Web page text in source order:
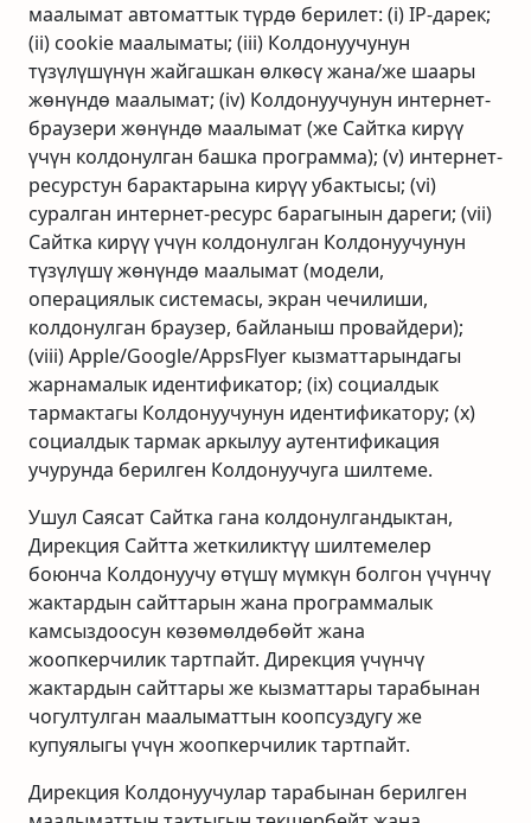
маалымат автоматтык түрдө берилет: (i) IP-дарек;
(ii) cookie маалыматы; (iii) Колдонуучунун
түзүлүшүнүн жайгашкан өлкөсү жана/же шаары
жөнүндө маалымат; (iv) Колдонуучунун интернет-
браузери жөнүндө маалымат (же Сайтка кирүү
үчүн колдонулган башка программа); (v) интернет-
ресурстун барактарына кирүү убактысы; (vi)
суралган интернет-ресурс барагынын дареги; (vii)
Сайтка кирүү үчүн колдонулган Колдонуучунун
түзүлүшү жөнүндө маалымат (модели,
операциялык системасы, экран чечилиши,
колдонулган браузер, байланыш провайдери);
(viii) Apple/Google/AppsFlyer кызматтарындагы
жарнамалык идентификатор; (ix) социалдык
тармактагы Колдонуучунун идентификатору; (x)
социалдык тармак аркылуу аутентификация
учурунда берилген Колдонуучуга шилтеме.
Ушул Саясат Сайтка гана колдонулгандыктан,
Дирекция Сайтта жеткиликтүү шилтемелер
боюнча Колдонуучу өтүшү мүмкүн болгон үчүнчү
жактардын сайттарын жана программалык
камсыздоосун көзөмөлдөбөйт жана
жоопкерчилик тартпайт. Дирекция үчүнчү
жактардын сайттары же кызматтары тарабынан
чогултулган маалыматтын коопсуздугу же
купуялыгы үчүн жоопкерчилик тартпайт.
Дирекция Колдонуучулар тарабынан берилген